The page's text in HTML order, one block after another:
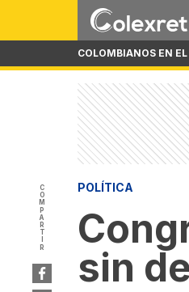
COLOMBIANOS EN
COMPARTIR POLÍTICA
sin